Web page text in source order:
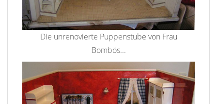
Die unrenovierte Puppenstube von Frau
Bombös...